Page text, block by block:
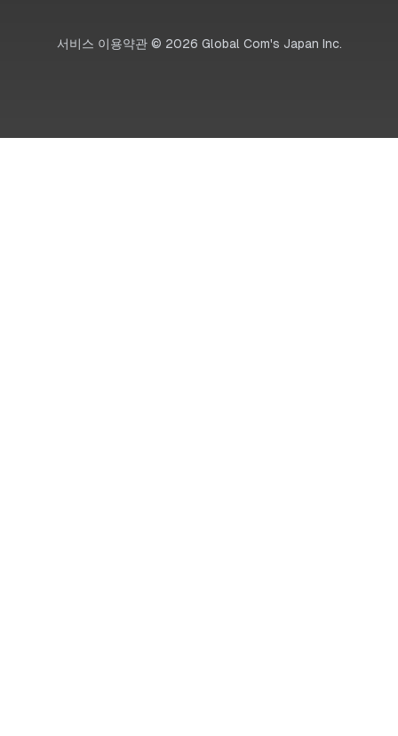
서비스 이용약관© 2026 Global Com's Japan Inc.